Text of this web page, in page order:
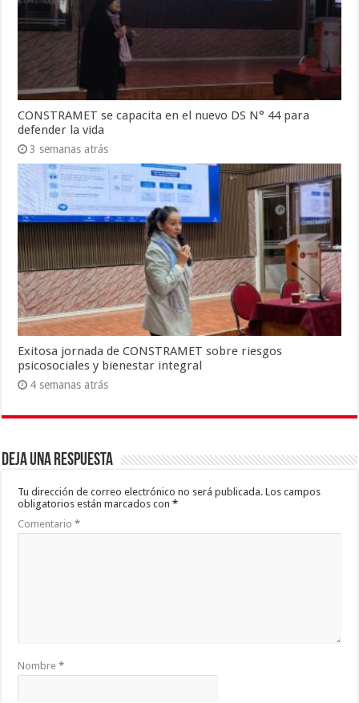
CONSTRAMET se capacita en el nuevo DS N° 44 para
defender la vida
3 semanas atrás
Exitosa jornada de CONSTRAMET sobre riesgos
psicosociales y bienestar integral
4 semanas atrás
Deja una respuesta
Tu dirección de correo electrónico no será publicada. Los campos
obligatorios están marcados con*
Comentario*
Nombre*